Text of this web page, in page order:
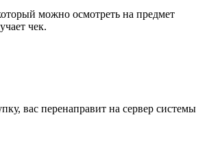
можно осмотреть на предмет
чек.
вас перенаправит на сервер системы